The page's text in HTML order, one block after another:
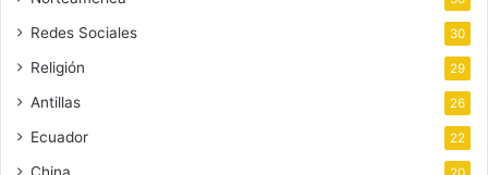
Redes Sociales 30
Religión 29
Antillas 26
Ecuador 22